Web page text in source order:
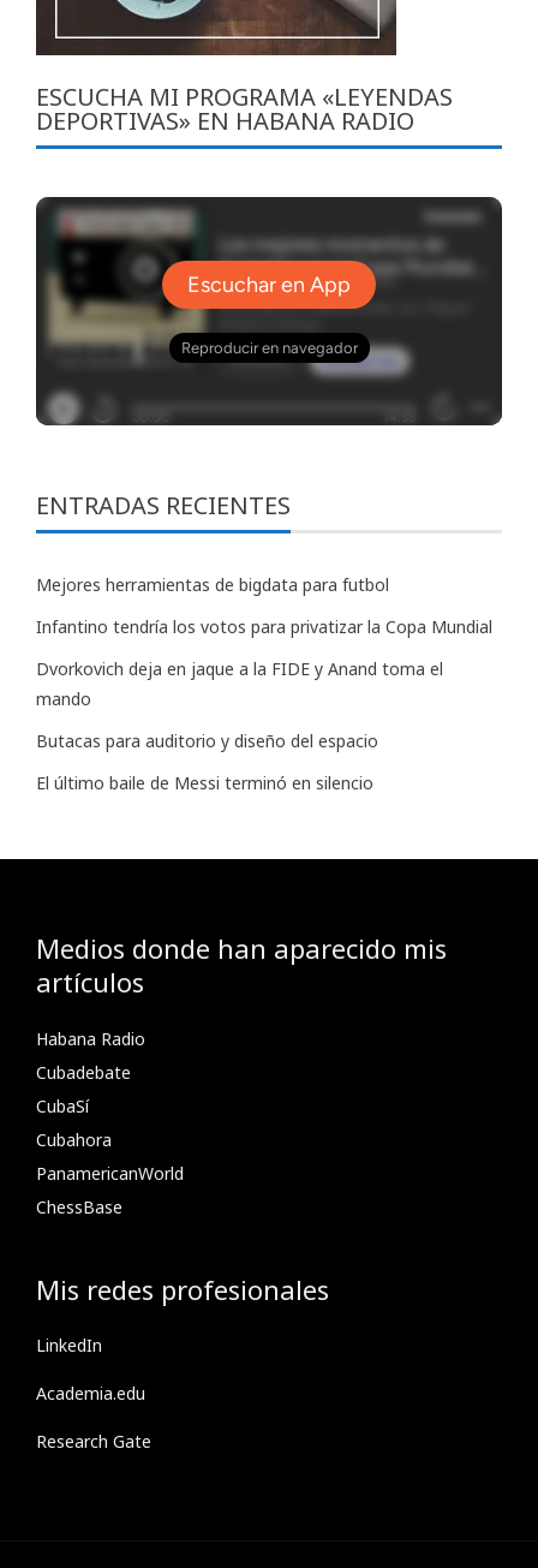
ESCUCHA MI PROGRAMA «LEYENDAS
DEPORTIVAS» EN HABANA RADIO
ENTRADAS RECIENTES
Mejores herramientas de bigdata para futbol
Infantino tendría los votos para privatizar la Copa Mundial
Dvorkovich deja en jaque a la FIDE y Anand toma el
mando
Butacas para auditorio y diseño del espacio
El último baile de Messi terminó en silencio
Medios donde han aparecido mis
artículos
Habana Radio
Cubadebate
CubaSí
Cubahora
PanamericanWorld
ChessBase
Mis redes profesionales
LinkedIn
Academia.edu
Research Gate